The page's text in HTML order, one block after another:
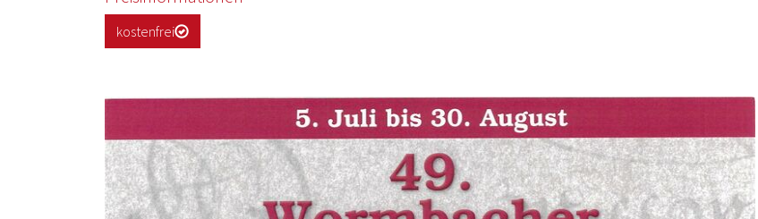
kostenfrei